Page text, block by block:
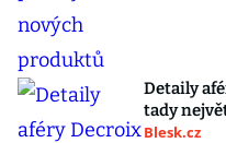
Detaily
tady
Blesk.cz